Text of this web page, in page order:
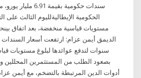
سندات حكومية
الحكومية الإيطاليةلليوم الثالث على
مستويات قياسية منخفضة، بعد اتفاق
سنوات لتدفع عوائدها لبلوغ مستويات
بصعود الطلب من المستثمرين المحللين
أدوات الدين المرتبطة بالتضخم، مع أيمن